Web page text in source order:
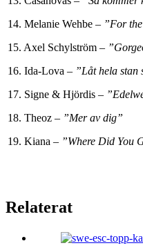
14. Melanie Wehbe – ”For
15. Axel Schylström –
16. Ida-Lova – ”Låt hela stan
17. Signe & Hjördis –
18. Theoz – ”Mer av dig”
19. Kiana – ”Where Did You
Relaterat